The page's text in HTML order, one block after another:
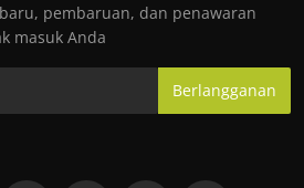
pembaruan, dan penawaran
masuk Anda
Berlangganan